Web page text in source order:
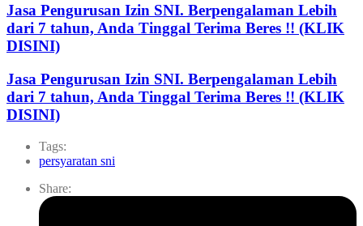
Jasa Pengurusan Izin SNI. Berpengalaman Lebih
dari 7 tahun, Anda Tinggal Terima Beres !! (KLIK
DISINI)
Jasa Pengurusan Izin SNI. Berpengalaman Lebih
dari 7 tahun, Anda Tinggal Terima Beres !! (KLIK
DISINI)
Tags:
persyaratan sni
Share: